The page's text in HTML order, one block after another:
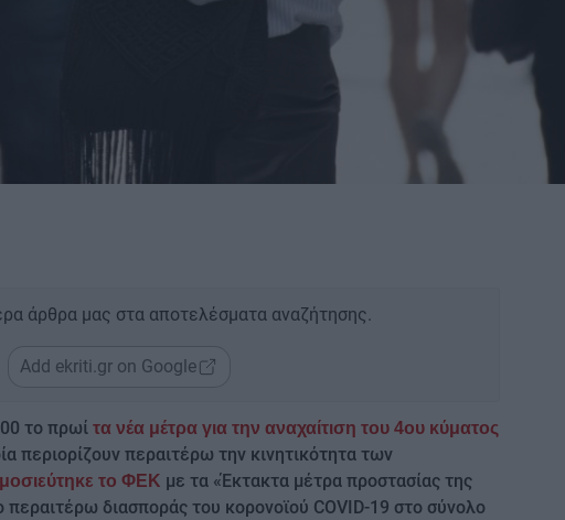
άρθρα μας στα αποτελέσματα αναζήτησης.
Add ekriti.gr on Google
το πρωί τα νέα μέτρα για την αναχαίτιση του 4ου κύματος
περιορίζουν περαιτέρω την κινητικότητα των
το ΦΕΚ με τα «Έκτακτα μέτρα προστασίας της
περαιτέρω διασποράς του κορονοϊού COVID-19 στο σύνολο